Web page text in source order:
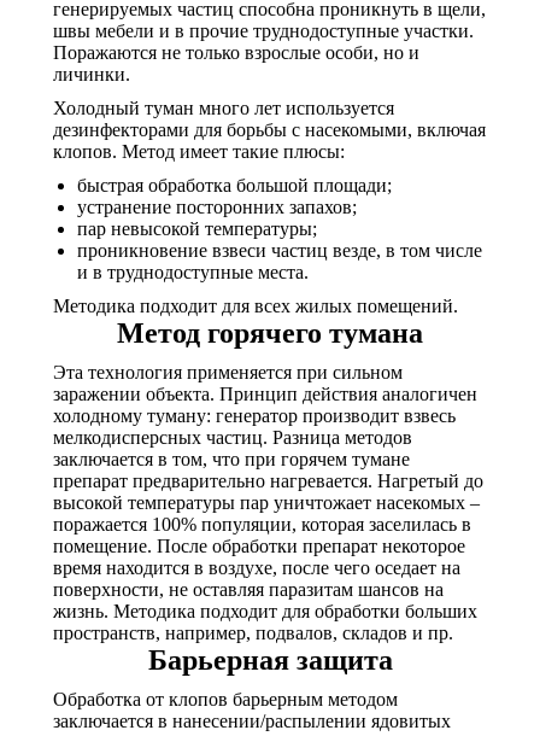
генерируемых частиц способна проникнуть в щели,
швы мебели и в прочие труднодоступные участки.
Поражаются не только взрослые особи, но и
личинки.
Холодный туман много лет используется
дезинфекторами для борьбы с насекомыми, включая
клопов. Метод имеет такие плюсы:
быстрая обработка большой площади;
устранение посторонних запахов;
пар невысокой температуры;
проникновение взвеси частиц везде, в том числе
и в труднодоступные места.
Методика подходит для всех жилых помещений.
Метод горячего тумана
Эта технология применяется при сильном
заражении объекта. Принцип действия аналогичен
холодному туману: генератор производит взвесь
мелкодисперсных частиц. Разница методов
заключается в том, что при горячем тумане
препарат предварительно нагревается. Нагретый до
высокой температуры пар уничтожает насекомых –
поражается 100% популяции, которая заселилась в
помещение. После обработки препарат некоторое
время находится в воздухе, после чего оседает на
поверхности, не оставляя паразитам шансов на
жизнь. Методика подходит для обработки больших
пространств, например, подвалов, складов и пр.
Барьерная защита
Обработка от клопов барьерным методом
заключается в нанесении/распылении ядовитых